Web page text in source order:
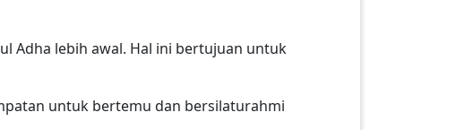
Adha lebih awal. Hal ini bertujuan untuk
untuk bertemu dan bersilaturahmi